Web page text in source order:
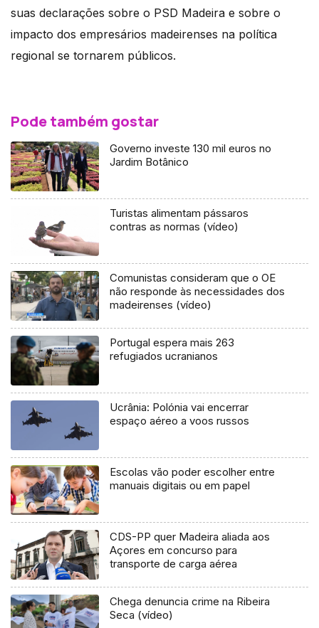
suas declarações sobre o PSD Madeira e sobre o
impacto dos empresários madeirenses na política
regional se tornarem públicos.
Pode também gostar
Governo investe 130 mil euros no
Jardim Botânico
Turistas alimentam pássaros
contras as normas (vídeo)
Comunistas consideram que o OE
não responde às necessidades dos
madeirenses (vídeo)
Portugal espera mais 263
refugiados ucranianos
Ucrânia: Polónia vai encerrar
espaço aéreo a voos russos
Escolas vão poder escolher entre
manuais digitais ou em papel
CDS-PP quer Madeira aliada aos
Açores em concurso para
transporte de carga aérea
Chega denuncia crime na Ribeira
Seca (vídeo)